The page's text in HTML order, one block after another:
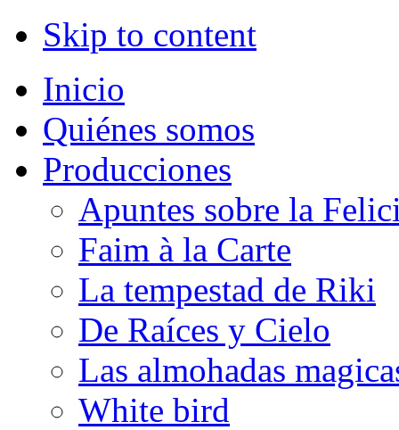
Skip to content
Inicio
Quiénes somos
Producciones
Apuntes sobre la
Faim à la Carte
La tempestad de Riki
De Raíces y Cielo
Las almohadas
White bird